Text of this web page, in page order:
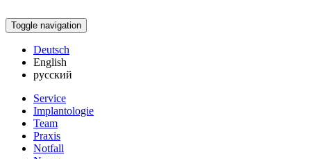
Toggle navigation
Deutsch
English
русский
Service
Implantologie
Team
Praxis
Notfall